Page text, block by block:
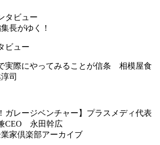
長がゆく！
ビュー
実際にやってみることが信条 相模屋食
淳司
家倶楽部アーカイブ